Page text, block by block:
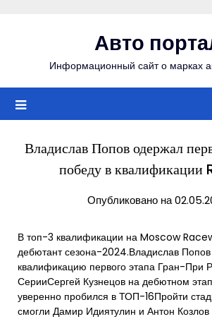
Авто
Информационный сайт о марках
Владислав Попов одержал
победу в квалификации
Опубликовано на
В топ-3 квалификации на Moscow
дебютант сезона-2024.Владислав
квалификацию первого этапа Гран-При
СерииСергей Кузнецов на дебютном
уверенно пробился в ТОП-16Пройти
смогли Дамир Идиятулин и Антон Козлов